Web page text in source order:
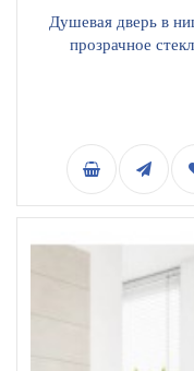
Душевая дверь в
прозрачное